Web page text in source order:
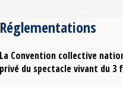
Convention collective
du spectacle vivant du 3